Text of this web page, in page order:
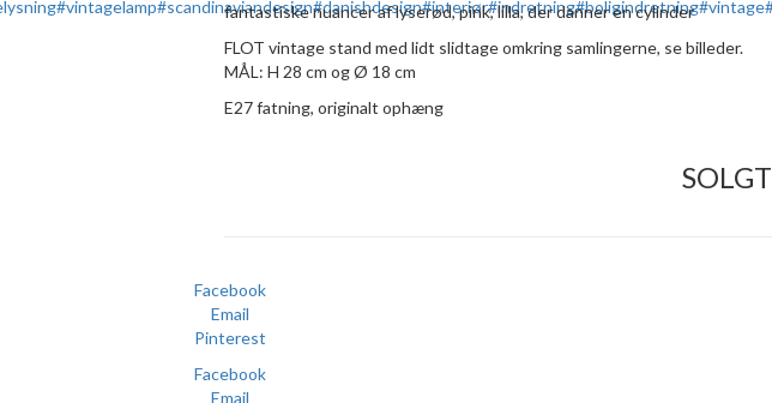
fantastiske nuancer af lyserød, pink, lilla, der danner en cylinder
FLOT vintage stand med lidt slidtage omkring samlingerne, se billeder.
MÅL: H 28 cm og Ø 18 cm
E27 fatning, originalt ophæng
SOLGT
Facebook
Email
Pinterest
Facebook
Email